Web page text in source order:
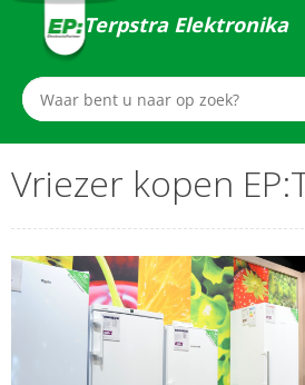
Terpstra Elektronika
Vriezer kopen